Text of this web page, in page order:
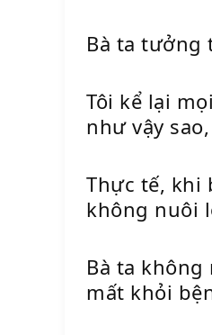
Bà ta tưởng
Tôi kể lại
như vậy
Thực tế, khi
không nuôi
Bà ta
mất khỏi